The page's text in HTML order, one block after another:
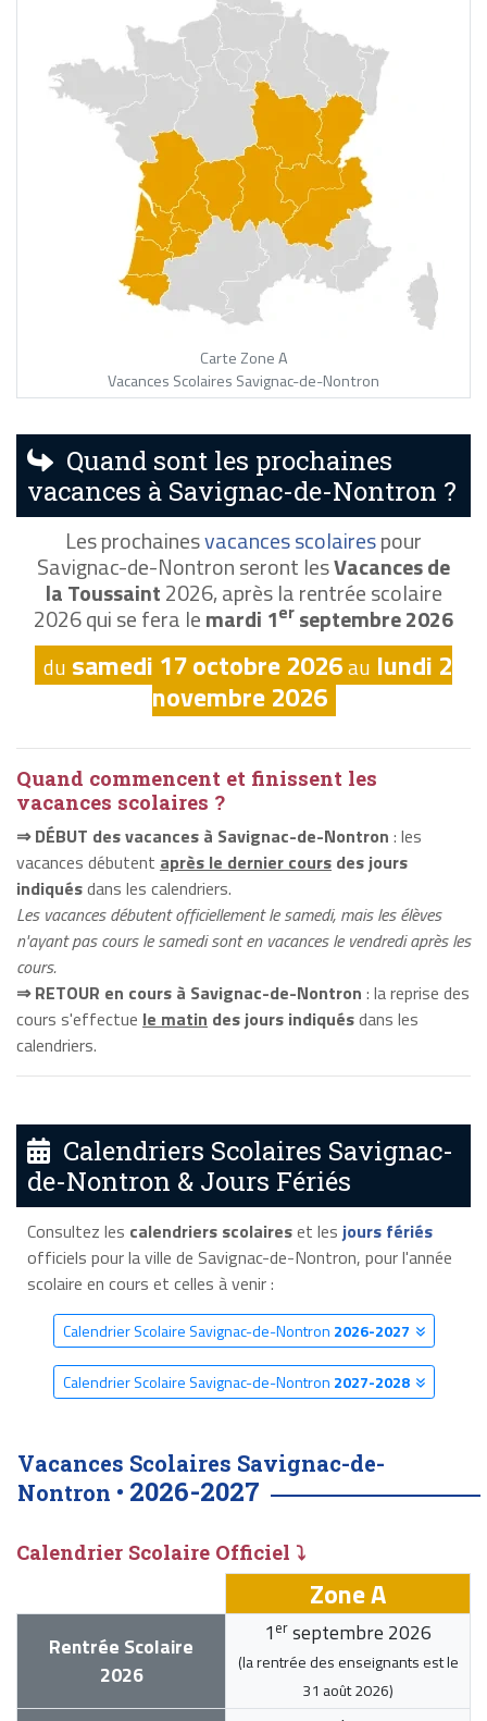
Carte Zone A
Vacances Scolaires Savignac-de-Nontron
Quand sont les prochaines
vacances à Savignac-de-Nontron ?
Les prochainesvacances scolairespour
Savignac-de-Nontron seront lesVacances de
la Toussaint2026, après la rentrée scolaire
2026 qui se fera lemardi 1er septembre 2026
du samedi 17 octobre 2026au lundi 2
novembre 2026
Quand commencent et finissent les
vacances scolaires ?
⇒ DÉBUT des vacances à Savignac-de-Nontron : les
vacances débutent après le dernier cours des jours
indiquésdans les calendriers.
Les vacances débutent officiellement le samedi, mais les élèves
n'ayant pas cours le samedi sont en vacances le vendredi après les
cours.
⇒ RETOUR en cours à Savignac-de-Nontron : la reprise des
cours s'effectue le matin des jours indiquésdans les
calendriers.
Calendriers Scolaires Savignac-
de-Nontron & Jours Fériés
Consultez les calendriers scolaireset les jours fériés
officiels pour la ville de Savignac-de-Nontron, pour l'année
scolaire en cours et celles à venir :
Calendrier Scolaire Savignac-de-Nontron 2026-2027
Calendrier Scolaire Savignac-de-Nontron 2027-2028
Vacances Scolaires Savignac-de-
Nontron • 2026-2027
Calendrier Scolaire Officiel ⤵
Zone A
Rentrée Scolaire
2026
1 er septembre 2026
(la rentrée des enseignants est le
31 août 2026)